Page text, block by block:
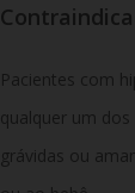
Pacientes com
qualquer um
grávidas ou